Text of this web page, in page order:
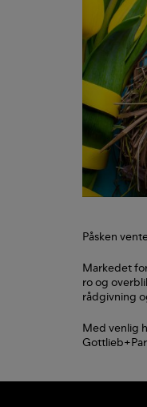
Påsken
Markedet
ro og
rådgivning
Med venlig